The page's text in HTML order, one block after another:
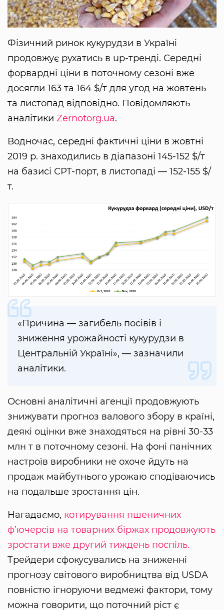
Фізичний ринок кукурудзи в Україні
продовжує рухатись в up-тренді. Середні
форвардні ціни в поточному сезоні вже
досягли 163 та 164 $/т для угод на жовтень
та листопад відповідно. Повідомляють
аналітики Zernotorg.ua.
Водночас, середні фактичні ціни в жовтні
2019 р. знаходились в діапазоні 145-152 $/т
на базисі СРТ-порт, в листопаді — 152-155 $/
т.
«Причина — загибель посівів і
зниження урожайності кукурудзи в
Центральній Україні», — зазначили
аналітики.
Основні аналітичні агенції продовжують
знижувати прогноз валового збору в країні,
деякі оцінки вже знаходяться на рівні 30-33
млн т в поточному сезоні. На фоні панічних
настроїв виробники не охоче йдуть на
продаж майбутнього урожаю сподіваючись
на подальше зростання цін.
Нагадаємо, котирування пшеничних
ф’ючерсів на товарних біржах продовжують
зростати вже другий тиждень поспіль.
Трейдери сфокусувались на зниженні
прогнозу світового виробництва від USDA
повністю ігноруючи ведмежі фактори, тому
можна говорити, що поточний ріст є